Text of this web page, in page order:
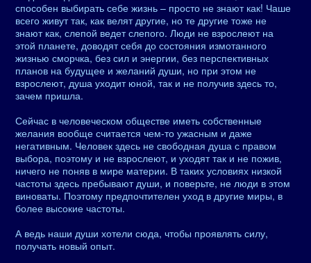
способен выбирать себе жизнь – просто не знают как! Чаше
всего живут так, как велят другие, но те другие тоже не
знают как, слепой ведет слепого. Люди не взрослеют на
этой планете, доводят себя до состояния измотанного
жизнью сморчка, без сил и энергии, без перспективных
планов на будущее и желаний души, но при этом не
взрослеют, душа уходит юной, так и не получив здесь то,
зачем пришла.
Сейчас в человеческом обществе иметь собственные
желания вообще считается чем-то ужасным и даже
негативным. Человек здесь не свободная душа с правом
выбора, поэтому и не взрослеют, и уходят так и не пожив,
ничего не поняв в мире материи. В таких условиях низкой
частоты здесь пребывают души, и поверьте, не люди в этом
виноваты. Поэтому предпочтителен уход в другие миры, в
более высокие частоты.
А ведь наши души хотели сюда, чтобы проявлять силу,
получать новый опыт.